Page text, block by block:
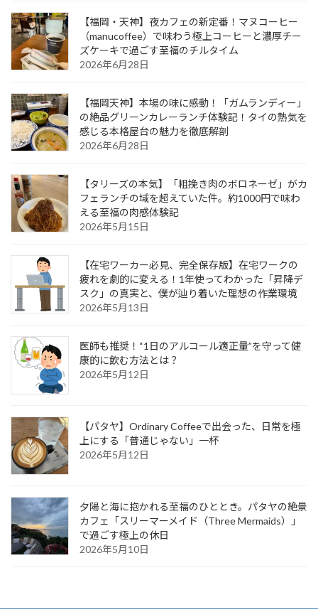
【福岡・天神】夜カフェの新定番！マヌコーヒー
（manucoffee）で味わう極上コーヒーと濃厚チー
ズケーキで過ごす至福のチルタイム
2026年6月28日
【福岡天神】本場の味に感動！「ガムランディー」
の絶品グリーンカレーランチ体験記！タイの熱気を
感じる本格屋台の魅力を徹底解剖
2026年6月28日
【タリーズの本気】「粗挽き肉のボロネーゼ」がカ
フェランチの域を超えていた件。約1000円で味わ
える至福の肉感体験記
2026年5月15日
【在宅ワーカー必見、完全保存版】在宅ワークの
疲れを劇的に変える！1年使ってわかった「昇降デ
スク」の真実と、僕が辿り着いた理想の作業環境
2026年5月13日
医師も推奨！“1日のアルコール適正量”を守って健
康的に飲む方法とは？
2026年5月12日
【パタヤ】Ordinary Coffeeで出会った、日常を極
上にする「普通じゃない」一杯
2026年5月12日
夕陽と海に抱かれる至福のひととき。パタヤの絶景
カフェ「スリーマーメイド（Three Mermaids）」
で過ごす極上の休日
2026年5月10日